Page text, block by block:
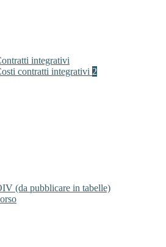
integrativi
contratti integrativi 2
(da pubblicare in tabelle)